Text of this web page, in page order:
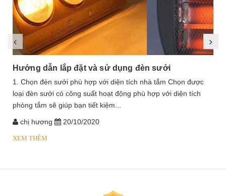
Hướng dẫn lắp đặt và sử dụng đèn sưởi
1. Chọn đèn sưởi phù hợp với diện tích nhà tắm Chọn được
loại đèn sưởi có công suất hoạt động phù hợp với diện tích
phòng tắm sẽ giúp bạn tiết kiệm...
chị hương 20/10/2020
XEM THÊM